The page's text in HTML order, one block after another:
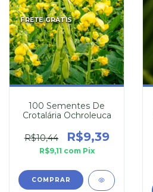
FRETE GRÁTIS
100 Sementes De
Crotalária Ochroleuca
R$10,44 R$9,39
R$9,11 com Pix